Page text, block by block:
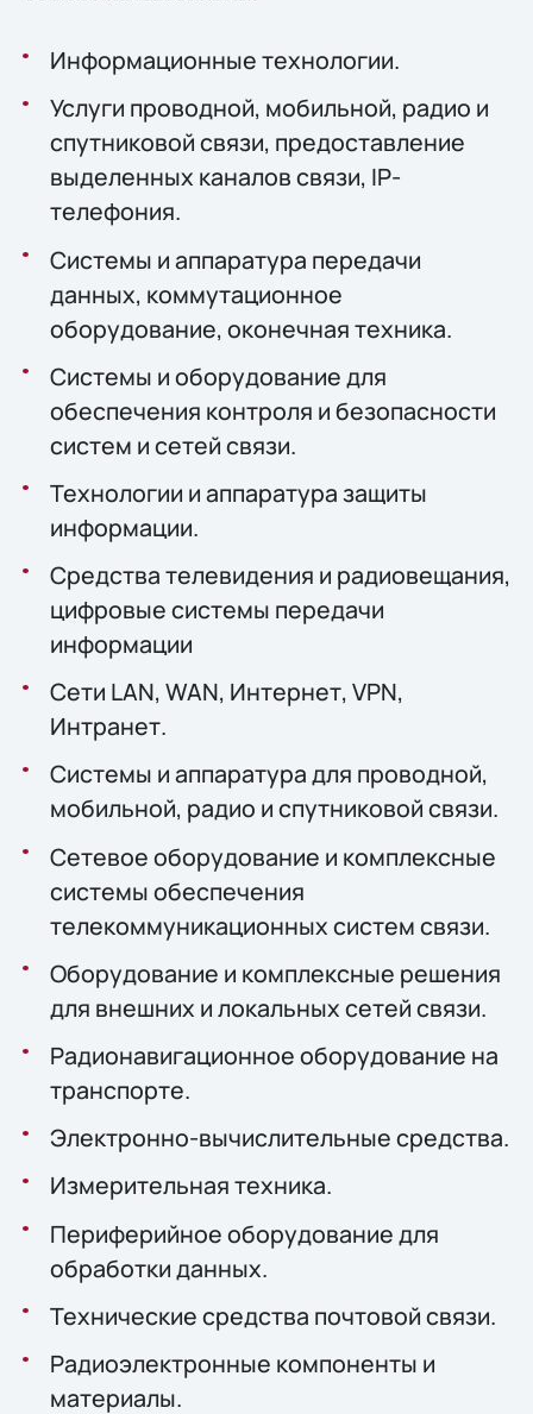
Информационные технологии.
Услуги проводной, мобильной, радио и
спутниковой связи, предоставление
выделенных каналов связи, IP-
телефония.
Системы и аппаратура передачи
данных, коммутационное
оборудование, оконечная техника.
Системы и оборудование для
обеспечения контроля и безопасности
систем и сетей связи.
Технологии и аппаратура защиты
информации.
Средства телевидения и радиовещания,
цифровые системы передачи
информации
Сети LAN, WAN, Интернет, VPN,
Интранет.
Системы и аппаратура для проводной,
мобильной, радио и спутниковой связи.
Сетевое оборудование и комплексные
системы обеспечения
телекоммуникационных систем связи.
Оборудование и комплексные решения
для внешних и локальных сетей связи.
Радионавигационное оборудование на
транспорте.
Электронно-вычислительные средства.
Измерительная техника.
Периферийное оборудование для
обработки данных.
Технические средства почтовой связи.
Радиоэлектронные компоненты и
материалы.